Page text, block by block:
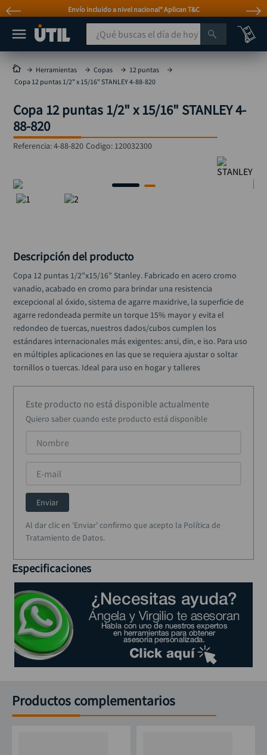
Envío incluido a nivel nacional* Aplican T&C
¿Qué buscas el día de hoy?
Herramientas Copas
12 puntas
Copa 12 puntas 1/2" x 15/16" STANLEY 4-88-820
Copa 12 puntas 1/2" x 15/16" STANLEY 4-
88-820
Referencia:4-88-820 Codigo: 120032300
Descripción del producto
Copa 12 puntas 1/2"x15/16" Stanley. Fabricado en acero cromo
vanadio, acabado en cromo para brindar una resistencia
excepcional al óxido, sistema de agarre maxidrive, la superficie de
agarre redondeada permite un torque 15% mayor y evita el
redondeo de tuercas, nuestros dados/cubos cumplen los
estándares internacionales más exigentes: ansi, din, e iso. Para uso
en múltiples aplicaciones en las que se requiera ajustar o soltar
tornillos o tuercas. Ideal para uso en hogar y talleres
Este producto no está disponible actualmente
Quiero saber cuando este producto está disponible
Enviar
Al dar clic en 'Enviar' confirmo que acepto la Política de
Tratamiento de Datos.
Especificaciones
Productos complementarios
MÁS BUSCADOS
taladro
taladros pulidoras
compresor
sierra circular
broca
taladro inalámbrico
alicate